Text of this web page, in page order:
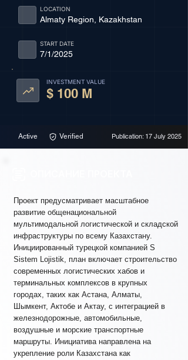
Almaty Region, Kazakhstan
LOCATION
7/1/2025
START DATE
INVESTMENT VALUE
$ 100 M
Active Verified Publication: 17 July 2025
Проект предусматривает масштабное
развитие общенациональной
мультимодальной логистической и складской
инфраструктуры по всему Казахстану.
Инициированный турецкой компанией S
Sistem Lojistik, план включает строительство
современных логистических хабов и
терминальных комплексов в крупных
городах, таких как Астана, Алматы,
Шымкент, Актобе и Актау, с интеграцией в
железнодорожные, автомобильные,
воздушные и морские транспортные
маршруты. Инициатива направлена на
укрепление роли Казахстана как